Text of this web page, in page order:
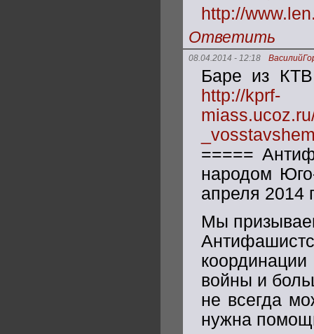
http://
Ответить
08.04.2014 - 12:18
Баре из
http://kprf-
=====
народом
апреля 2014
Мы
войны и
не всегда
нужна